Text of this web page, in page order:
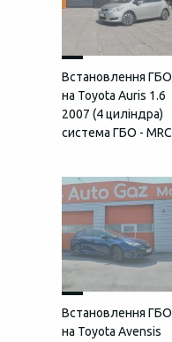
Встановлення ГБО
на Toyota Auris 1.6
2007 (4 циліндра)
система ГБО - MRC
Встановлення ГБО
на Toyota Avensis